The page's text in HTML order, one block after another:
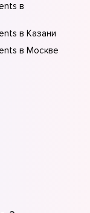
в
в Казани
в Москве